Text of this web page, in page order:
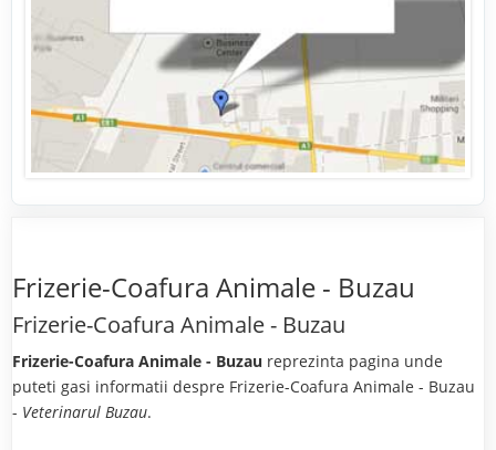
Frizerie-Coafura Animale - Buzau
Frizerie-Coafura Animale - Buzau
Frizerie-Coafura Animale - Buzau reprezinta pagina unde
puteti gasi informatii despre Frizerie-Coafura Animale - Buzau
- Veterinarul Buzau.